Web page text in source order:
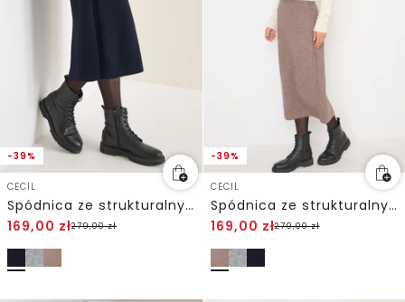
-39%
CECIL
Spódnica ze strukturalnymi detalami
169,00 zł279,00zł
-39%
CECIL
Spódnica ze strukturalnymi detalami
169,00 zł279,00zł